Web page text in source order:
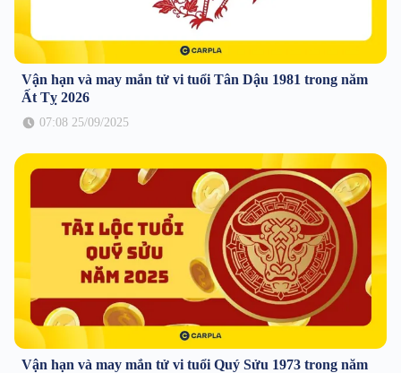
Vận hạn và may mắn tử vi tuổi Tân Dậu 1981 trong năm
Ất Tỵ 2026
07:08 25/09/2025
Vận hạn và may mắn tử vi tuổi Quý Sửu 1973 trong năm